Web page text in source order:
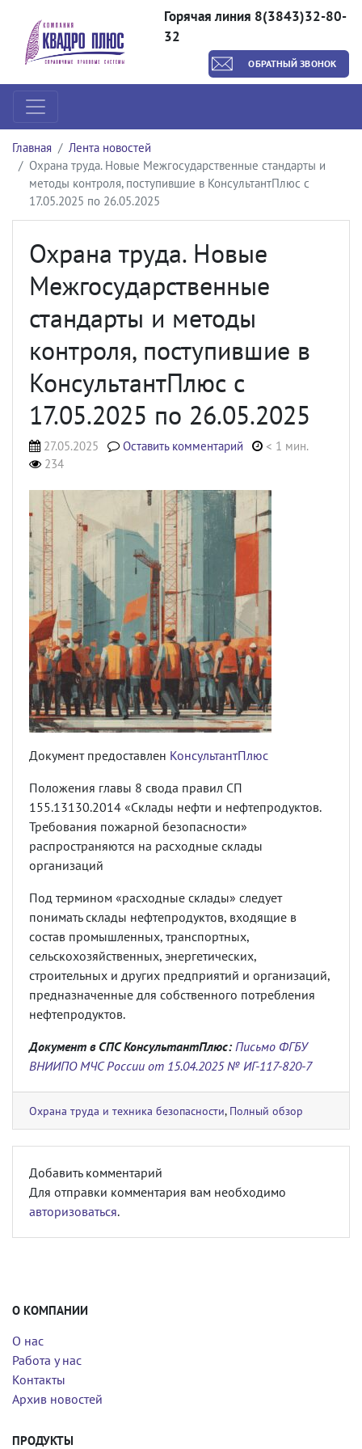
Горячая линия 8(3843)32-80-
32
ОБРАТНЫЙ ЗВОНОК
Главная
Лента новостей
Охрана труда. Новые Межгосударственные стандарты и
методы контроля, поступившие в КонсультантПлюс с
17.05.2025 по 26.05.2025
Охрана труда. Новые
Межгосударственные
стандарты и методы
контроля, поступившие в
КонсультантПлюс с
17.05.2025 по 26.05.2025
27.05.2025 Оставить комментарий
< 1 мин.
234
Документ предоставлен КонсультантПлюс
Положения главы 8 свода правил СП
155.13130.2014 «Склады нефти и нефтепродуктов.
Требования пожарной безопасности»
распространяются на расходные склады
организаций
Под термином «расходные склады» следует
понимать склады нефтепродуктов, входящие в
состав промышленных, транспортных,
сельскохозяйственных, энергетических,
строительных и других предприятий и организаций,
предназначенные для собственного потребления
нефтепродуктов.
Документ в СПС КонсультантПлюс: Письмо ФГБУ
ВНИИПО МЧС России от 15.04.2025 № ИГ-117-820-7
Охрана труда и техника безопасности, Полный обзор
Добавить комментарий
Для отправки комментария вам необходимо
авторизоваться.
О КОМПАНИИ
О нас
Работа у нас
Контакты
Архив новостей
ПРОДУКТЫ